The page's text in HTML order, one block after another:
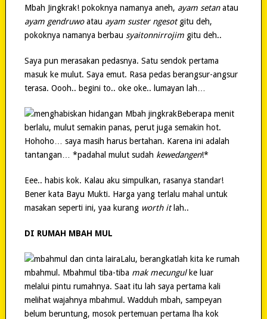
Mbah Jingkrak! pokoknya namanya aneh, ayam setanatau
ayam gendruwoatau ayam suster ngesotgitu deh,
pokoknya namanya berbau syaitonnirrojimgitu deh..
Saya pun merasakan pedasnya. Satu sendok pertama
masuk ke mulut. Saya emut. Rasa pedas berangsur-angsur
terasa. Oooh.. begini to.. oke oke.. lumayan lah…
Beberapa menit
berlalu, mulut semakin panas, perut juga semakin hot.
Hohoho… saya masih harus bertahan. Karena ini adalah
tantangan… *padahal mulut sudah kewedangen!*
Eee.. habis kok. Kalau aku simpulkan, rasanya standar!
Bener kata Bayu Mukti. Harga yang terlalu mahal untuk
masakan seperti ini, yaa kurang worth itlah..
DI RUMAH MBAH MUL
Lalu, berangkatlah kita ke rumah
mbahmul. Mbahmul tiba-tiba mak mecungulke luar
melalui pintu rumahnya. Saat itu lah saya pertama kali
melihat wajahnya mbahmul. Wadduh mbah, sampeyan
belum beruntung, mosok pertemuan pertama lha kok